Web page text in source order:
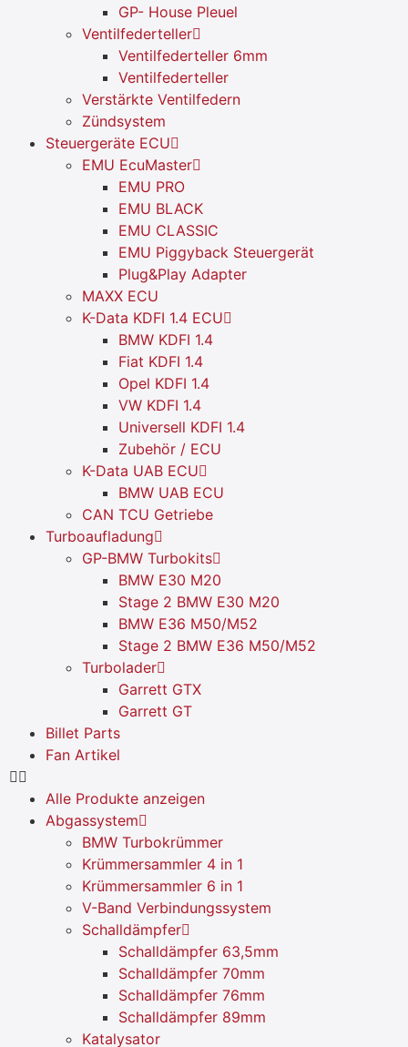
GP- House Pleuel
Ventilfederteller
Ventilfederteller 6mm
Ventilfederteller
Verstärkte Ventilfedern
Zündsystem
Steuergeräte ECU
EMU EcuMaster
EMU PRO
EMU BLACK
EMU CLASSIC
EMU Piggyback Steuergerät
Plug&Play Adapter
MAXX ECU
K-Data KDFI 1.4 ECU
BMW KDFI 1.4
Fiat KDFI 1.4
Opel KDFI 1.4
VW KDFI 1.4
Universell KDFI 1.4
Zubehör / ECU
K-Data UAB ECU
BMW UAB ECU
CAN TCU Getriebe
Turboaufladung
GP-BMW Turbokits
BMW E30 M20
Stage 2 BMW E30 M20
BMW E36 M50/M52
Stage 2 BMW E36 M50/M52
Turbolader
Garrett GTX
Garrett GT
Billet Parts
Fan Artikel
Alle Produkte anzeigen
Abgassystem
BMW Turbokrümmer
Krümmersammler 4 in 1
Krümmersammler 6 in 1
V-Band Verbindungssystem
Schalldämpfer
Schalldämpfer 63,5mm
Schalldämpfer 70mm
Schalldämpfer 76mm
Schalldämpfer 89mm
Katalysator